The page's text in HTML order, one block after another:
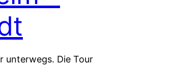
unterwegs. Die Tour